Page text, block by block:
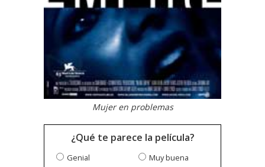
Mujer en problemas
¿Qué te parece la película?
Genial
Muy buena